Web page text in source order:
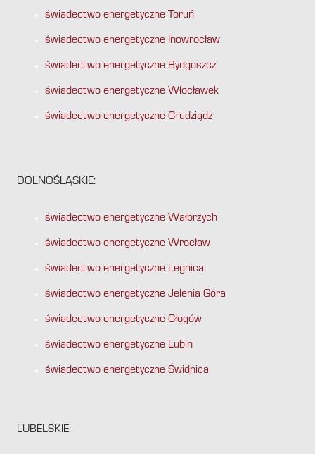
świadectwo energetyczne Toruń
świadectwo energetyczne Inowrocław
świadectwo energetyczne Bydgoszcz
świadectwo energetyczne Włocławek
świadectwo energetyczne Grudziądz
DOLNOŚLĄSKIE:
świadectwo energetyczne Wałbrzych
świadectwo energetyczne Wrocław
świadectwo energetyczne Legnica
świadectwo energetyczne Jelenia Góra
świadectwo energetyczne Głogów
świadectwo energetyczne Lubin
świadectwo energetyczne Świdnica
LUBELSKIE: